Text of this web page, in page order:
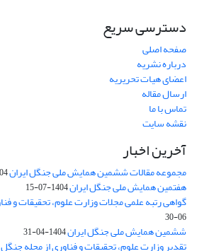
دسترسی سریع
صفحه اصلی
درباره نشریه
اعضای هیات تحریریه
ارسال مقاله
تماس با ما
نقشه سایت
آخرین اخبار
مجموعه مقالات ششمین همایش ملی جنگل ایران17
هفتمین همایش ملی جنگل ایران1404-07-15
گواهی رتبه علمی مجلات وزارت علوم، تحقیقات و
06-30
ششمین همایش ملی جنگل ایران1404-04-31
تقدیر وزارت علوم، تحقیقات و فناوری از مجله جنگل